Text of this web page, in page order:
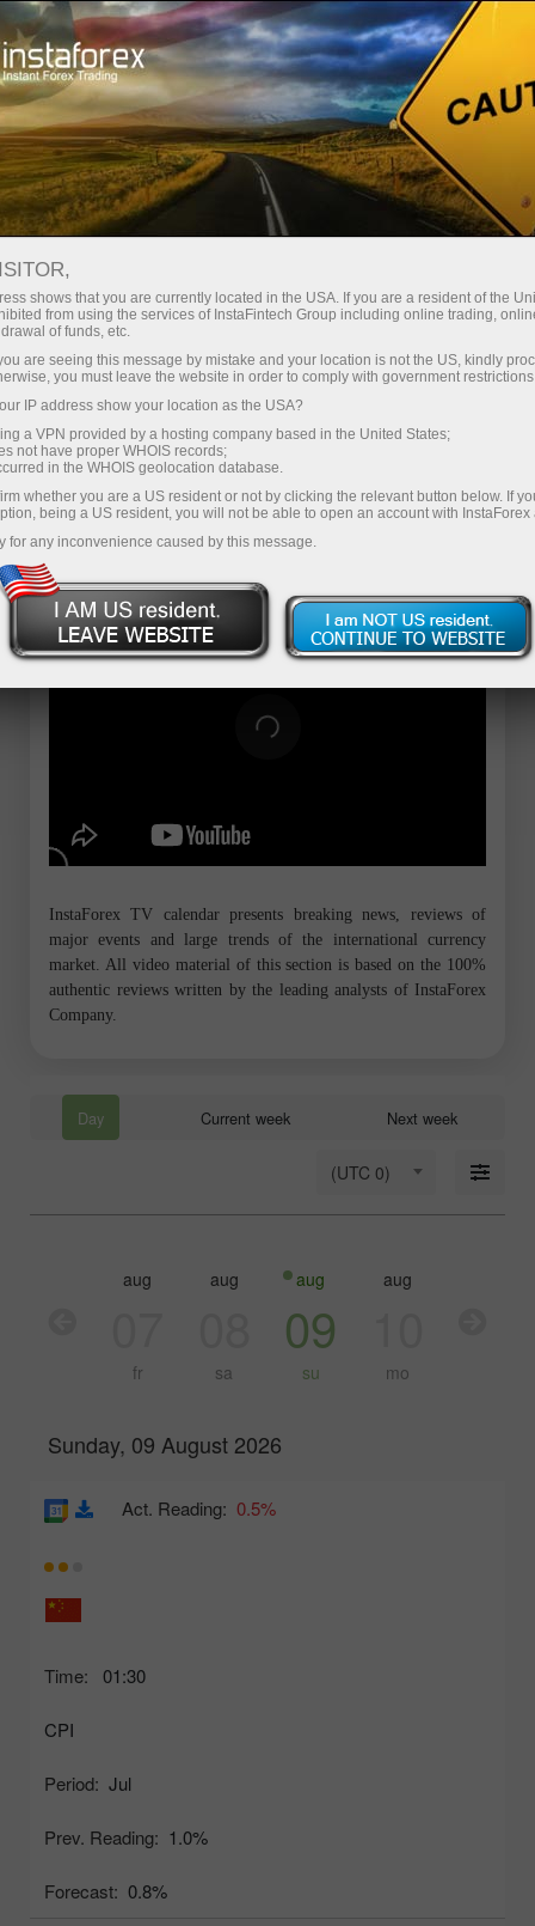
For Traders Forex Analytics
InstaForex TV
Forex calendar
Trader’s calendar on March 19:
Trump’s actions cause sell-off in USD (sp)
InstaForex TV calendar presents breaking news, reviews of
major events and large trends of the international currency
market. All video material of this section is based on the 100%
authentic reviews written by the leading analysts of InstaForex
Company.
Day Current week Next week
(UTC 0)
aug
fr
aug
sa
aug
09
su
aug
mo
Sunday, 09 August 2026
Time: 01:30
CPI
Period: Jul
Prev. Reading: 1.0%
Forecast: 0.8%
Act. Reading: 0.5%
shows that you are currently located in the USA. If you are a resident of the
from using the services of InstaFintech Group including online trading,
of funds, etc.
are seeing this message by mistake and your location is not the US, kindly
you must leave the website in order to comply with government
IP address show your location as the USA?
a VPN provided by a hosting company based in the United States;
not have proper WHOIS records;
in the WHOIS geolocation database.
whether you are a US resident or not by clicking the relevant button below. If
being a US resident, you will not be able to open an account with InstaForex
for any inconvenience caused by this message.